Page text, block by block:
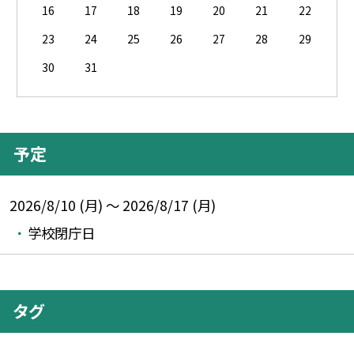
16
17 18 19 20 21
22
23
24 25 26 27 28
29
30
31
予定
2026/8/10 (月) ～ 2026/8/17 (月)
学校閉庁日
タグ